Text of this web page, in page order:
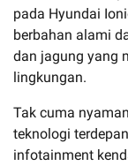
pada Hyundai
berbahan alami
dan jagung yang
lingkungan.
Tak cuma
teknologi
infotainment